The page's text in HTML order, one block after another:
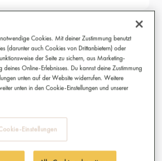
– Nespresso®*
Espresso, Verlängerter, Cappuccino,
Fairtrade aus Äthiopien und Tansania
Cookies. Mit deiner Zustimmung benutzt
(darunter auch Cookies von Drittanbietern) oder
der Seite zu sichern, aus Marketing-
deines Online-Erlebnisses. Du kannst deine Zustimmung
unten auf der Website widerrufen. Weitere
unten in den Cookie-Einstellungen und unserer
Einstellungen